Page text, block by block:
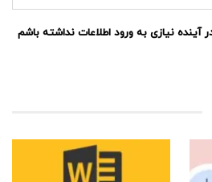
آینده نیازی به ورود اطلاعات نداشته باشم